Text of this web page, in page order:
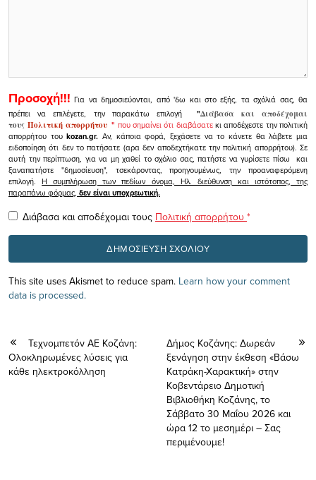
Προσοχή!!! Για να δημοσιεύονται, από 'δω και στο εξής, τα σχόλιά σας, θα
πρέπει να επιλέγετε, την παρακάτω επιλογή
"Διάβασα και αποδέχομαι
τουςΠολιτική απορρήτου" που σημαίνει ότι διαβάσατεκι αποδέχεστε την πολιτική
απορρήτου τουkozan.gr. Αν, κάποια φορά, ξεχάσετε να το κάνετε θα λάβετε μια
ειδοποίηση ότι δεν το πατήσατε (αρα δεν αποδεχτήκατε την πολιτική απορρήτου). Σε
αυτή την περίπτωση, για να μη χαθεί το σχόλιο σας, πατήστε να γυρίσετε πίσω και
ξαναπατήστε "δημοσίευση", τσεκάροντας, προηγουμένως, την προαναφερόμενη
επιλογή.Η συμπλήρωση των πεδίων όνομα, Ηλ. διεύθυνση και ιστότοπος, της
παραπάνω φόρμας, δεν είναι υποχρεωτική.
Διάβασα και αποδέχομαι τους Πολιτική απορρήτου *
This site uses Akismet to reduce spam. Learn how your comment
data is processed.
Τεχνομπετόν ΑΕ Κοζάνη:
Ολοκληρωμένες λύσεις για
κάθε ηλεκτροκόλληση
Δήμος Κοζάνης: Δωρεάν
ξενάγηση στην έκθεση «Βάσω
Κατράκη-Χαρακτική» στην
Κοβεντάρειο Δημοτική
Βιβλιοθήκη Κοζάνης, το
Σάββατο 30 Μαΐου 2026 και
ώρα 12 το μεσημέρι – Σας
περιμένουμε!